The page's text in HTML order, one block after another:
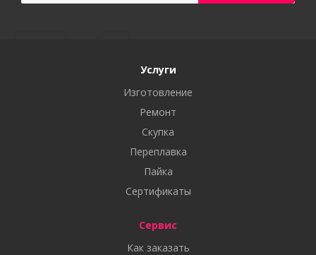
Услуги
Изготовление
Ремонт
Скупка
Переплавка
Пайка
Сертификаты
Сервис
Как заказать